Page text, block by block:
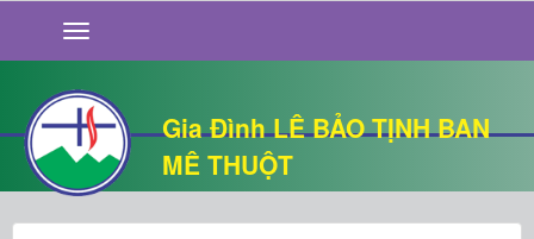
Gia Đình LÊ BẢO TỊNH BAN
MÊ THUỘT
GIỚI THIỆU
TIN TỨC
SỐNG ĐẠO
CHUYỆN NHÀ
QUÁN VĂN